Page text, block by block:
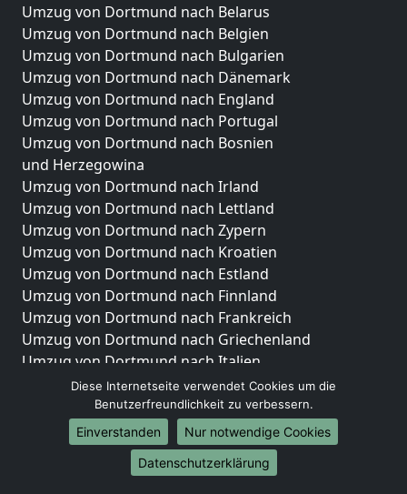
Umzug von Dortmund nach Belarus
Umzug von Dortmund nach Belgien
Umzug von Dortmund nach Bulgarien
Umzug von Dortmund nach Dänemark
Umzug von Dortmund nach England
Umzug von Dortmund nach Portugal
Umzug von Dortmund nach Bosnien
und Herzegowina
Umzug von Dortmund nach Irland
Umzug von Dortmund nach Lettland
Umzug von Dortmund nach Zypern
Umzug von Dortmund nach Kroatien
Umzug von Dortmund nach Estland
Umzug von Dortmund nach Finnland
Umzug von Dortmund nach Frankreich
Umzug von Dortmund nach Griechenland
Umzug von Dortmund nach Italien
Umzug von Dortmund nach Liechtenstein
Umzug von Dortmund nach Luxemburg
Umzug von Dortmund nach Niederlande
Umzug von Dortmund nach Norwegen
Umzüge-Deutschlandweit
Diese Internetseite verwendet Cookies um die
Benutzerfreundlichkeit zu verbessern.
Einverstanden
Nur notwendige Cookies
Datenschutzerklärung